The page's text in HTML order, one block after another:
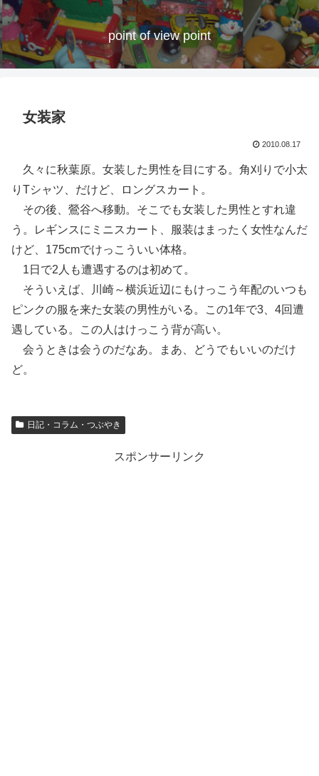
point of view point
女装家
2010.08.17
久々に秋葉原。女装した男性を目にする。角刈りで小太
りTシャツ、だけど、ロングスカート。
その後、鶯谷へ移動。そこでも女装した男性とすれ違
う。レギンスにミニスカート、服装はまったく女性なんだ
けど、175cmでけっこういい体格。
1日で2人も遭遇するのは初めて。
そういえば、川崎～横浜近辺にもけっこう年配のいつも
ピンクの服を来た女装の男性がいる。この1年で3、4回遭
遇している。この人はけっこう背が高い。
会うときは会うのだなあ。まあ、どうでもいいのだけ
ど。
日記・コラム・つぶやき
スポンサーリンク